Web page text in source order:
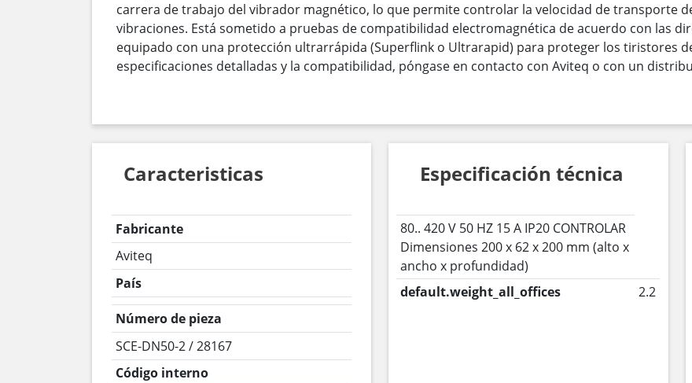
carrera de trabajo del vibrador magnético, lo que permite controlar la velocidad de transporte
vibraciones. Está sometido a pruebas de compatibilidad electromagnética de acuerdo con las
equipado con una protección ultrarrápida (Superflink o Ultrarapid) para proteger los tiristores
especificaciones detalladas y la compatibilidad, póngase en contacto con Aviteq o con un
Caracteristicas
Fabricante
Aviteq
País
Número de pieza
SCE-DN50-2 / 28167
Código interno
Especificación técnica
80.. 420 V 50 HZ 15 A IP20 CONTROLAR
Dimensiones 200 x 62 x 200 mm (alto x
ancho x profundidad)
default.weight_all_offices
2.2